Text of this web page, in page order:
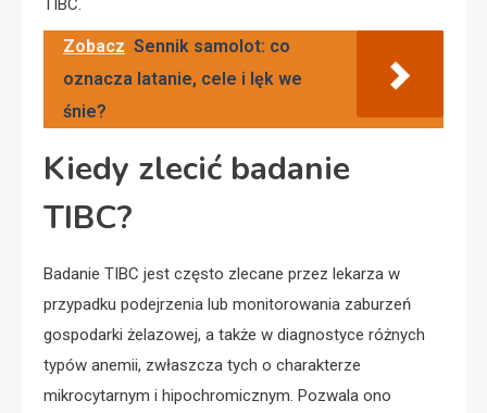
TIBC.
Zobacz Sennik samolot: co
oznacza latanie, cele i lęk we
śnie?
Kiedy zlecić badanie
TIBC?
Badanie TIBC jest często zlecane przez lekarza w
przypadku podejrzenia lub monitorowania zaburzeń
gospodarki żelazowej, a także w diagnostyce różnych
typów anemii, zwłaszcza tych o charakterze
mikrocytarnym i hipochromicznym. Pozwala ono